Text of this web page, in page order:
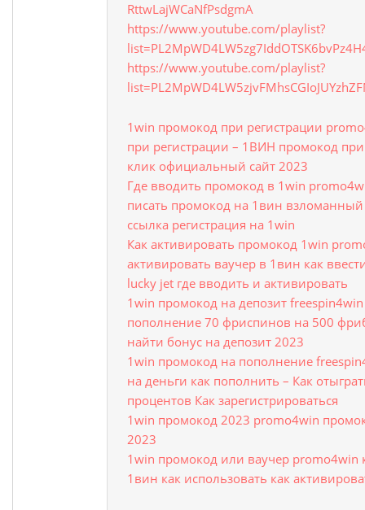
RttwLajWCaNfPsdgmA
https://www.youtube.com/playlist?
https://www.youtube.com/playlist?
1win промокод при регистрации
при регистрации – 1ВИН промокод
клик официальный сайт 2023
Где вводить промокод в 1win
писать промокод на 1вин взломанный
ссылка регистрация на 1win
Как активировать промокод 1win
активировать ваучер в 1вин как
lucky jet где вводить и активировать
1win промокод на депозит
пополнение 70 фриспинов на 500
найти бонус на депозит 2023
1win промокод на пополнение
на деньги как пополнить – Как
процентов Как зарегистрироваться
1win промокод 2023 promo4win
2023
1win промокод или ваучер promo4win
1вин как использовать как